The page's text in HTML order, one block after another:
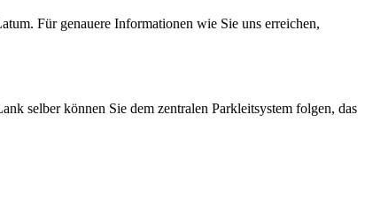
Für genauere Informationen wie Sie uns erreichen,
selber können Sie dem zentralen Parkleitsystem folgen, das